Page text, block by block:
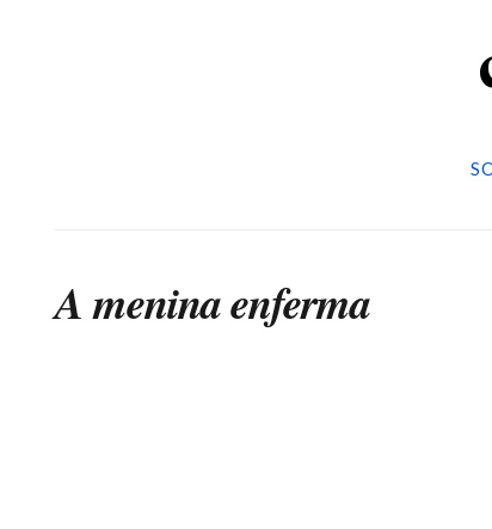
A menina enferma